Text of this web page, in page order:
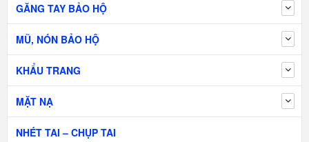
GĂNG TAY BẢO HỘ
MŨ, NÓN BẢO HỘ
KHẨU TRANG
MẶT NẠ
NHÉT TAI – CHỤP TAI